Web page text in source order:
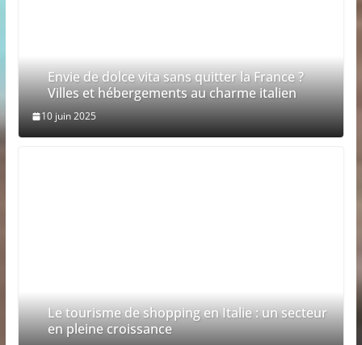
Envie de dolce vita sans quitter la France ?
Villes et hébergements au charme italien
10 juin 2025
Le tourisme de shopping en Italie : un secteur
en pleine croissance